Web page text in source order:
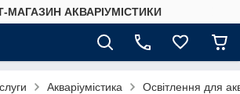
МАГАЗИН АКВАРІУМІСТИКИ
Акваріумістика Освітлення для